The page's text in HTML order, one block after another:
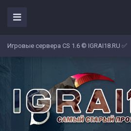
Игровые сервера CS 1.6 © IGRAI18.RU ✅